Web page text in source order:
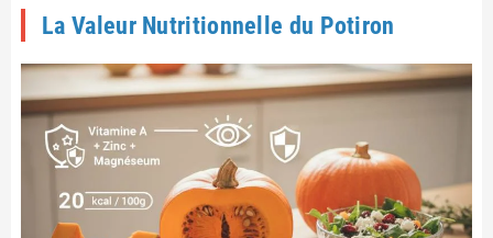
La Valeur Nutritionnelle du Potiron